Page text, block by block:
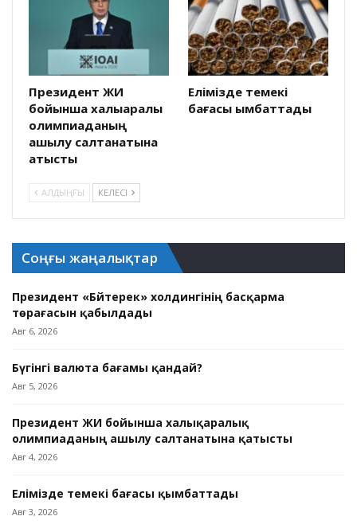
Президент ЖИ
бойынша халықаралық
олимпиаданың
ашылу салтанатына
қатысты
Елімізде темекі
бағасы қымбаттады
АЛДЫҢҒЫ КЕЛЕСІ
Соңғы жаңалықтар
Президент «Бәйтерек» холдингінің басқарма
төрағасын қабылдады
Авг 6, 2026
Бүгінгі валюта бағамы қандай?
Авг 5, 2026
Президент ЖИ бойынша халықаралық
олимпиаданың ашылу салтанатына қатысты
Авг 4, 2026
Елімізде темекі бағасы қымбаттады
Авг 3, 2026